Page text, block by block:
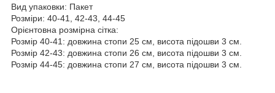
Вид упаковки: Пакет
Розміри: 40-41, 42-43, 44-45
Орієнтовна розмірна сітка:
Розмір 40-41: довжина стопи 25 см, висота підошви 3 см.
Розмір 42-43: довжина стопи 26 см, висота підошви 3 см.
Розмір 44-45: довжина стопи 27 см, висота підошви 3 см.